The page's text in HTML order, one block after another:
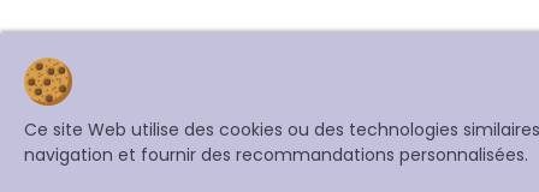
Ce site Web utilise des cookies ou des technologies
navigation et fournir des recommandations personnalisées.